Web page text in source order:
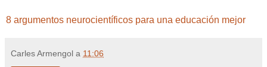
8 argumentos neurocientíficos para una educación mejor
Carles Armengol a 11:06